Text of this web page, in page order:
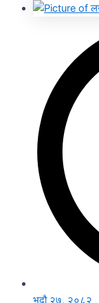
भदौ २७, २०८२